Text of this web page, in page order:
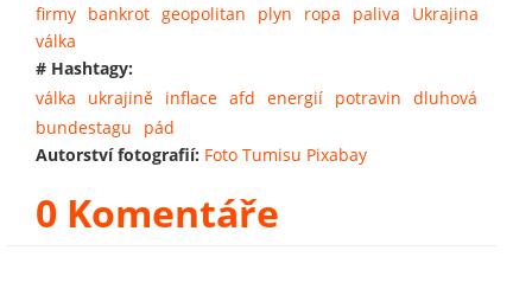
firmy bankrot geopolitan plyn ropa paliva
Ukrajina
válka
# Hashtagy:
válka
ukrajině inflace afd energií potravin dluhová
bundestagu
pád
Autorství fotografií: Foto Tumisu Pixabay
0 Komentáře